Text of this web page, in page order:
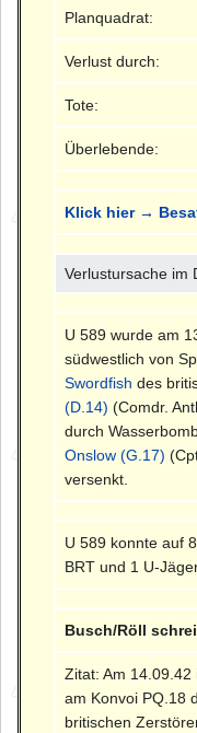
Planquadrat:
Verlust durch:
Tote:
Überlebende:
Klick hier →
Verlustursache im
U 589 wurde am
südwestlich von
Swordfish des
(D.14) (Comdr.
durch
Onslow (G.17)
versenkt.
U 589 konnte auf
BRT und 1 U-
Busch/Röll
Zitat: Am
am Konvoi PQ.18
britischen